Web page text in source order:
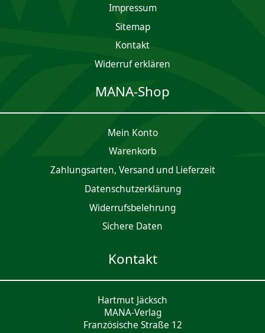
Impres­sum
Sitemap
Kontakt
Widerruf erklären
MANA-Shop
Mein Konto
Waren­korb
Zahlungsarten, Versand und Lieferzeit
Daten­schutz­er­klärung
Widerrufsbelehrung
Sichere Daten
Kontakt
Hartmut Jäcksch
MANA-Verlag
Französische Straße 12